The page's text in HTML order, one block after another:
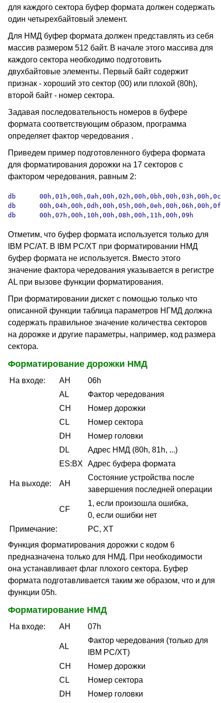
для каждого сектора буфер формата должен содержать
один четырехбайтовый элемент.
Для НМД буфер формата должен представлять из себя
массив размером 512 байт. В начале этого массива для
каждого сектора необходимо подготовить
двухбайтовые элементы. Первый байт содержит
признак - хороший это сектор (00) или плохой (80h),
второй байт - номер сектора.
Задавая последовательность номеров в буфере
формата соответствующим образом, программа
определяет фактор чередования .
Приведем пример подготовленного буфера формата
для форматирования дорожки на 17 секторов с
фактором чередования, равным 2:
db	00h,01h,00h,0ah,00h,02h,00h,0bh,00h,03h,00h,0ch
db	00h,04h,00h,0dh,00h,05h,00h,0eh,00h,06h,00h,0fh
db	00h,07h,00h,10h,00h,08h,00h,11h,00h,09h
Отметим, что буфер формата используется только для
IBM PC/AT. В IBM PC/XT при форматировании НМД
буфер формата не используется. Вместо этого
значение фактора чередования указывается в регистре
AL при вызове функции форматирования.
При форматировании дискет с помощью только что
описанной функции таблица параметров НГМД должна
содержать правильное значение количества секторов
на дорожке и другие параметры, например, код размера
сектора.
Форматирование дорожки НМД
На входе: AH
06h
AL
Фактор чередования
CH
Номер дорожки
CL
Номер сектора
DH
Номер головки
DL
Адрес НМД (80h, 81h, ...)
ES:BX
Адрес буфера формата
На выходе: AH
Состояние устройства после
завершения последней операции
CF
1, если произошла ошибка,
0, если ошибки нет
Примечание:
PC, XT
Функция форматирования дорожки с кодом 6
предназначена только для НМД. При необходимости
она устанавливает флаг плохого сектора. Буфер
формата подготавливается таким же образом, что и для
функции 05h.
Форматирование НМД
На входе: AH 07h
AL
Фактор чередования (только для
IBM PC/XT)
CH
Номер дорожки
CL
Номер сектора
DH
Номер головки